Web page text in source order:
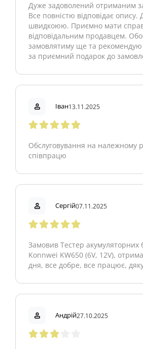
Дуже задоволений отриманим
Все повністю відповідає опису.
швидкоюю. Приємно мати
відповідальним продавцем.
замовлятиму ще та
за приємний подарок до
Іван13.11.2025
Обслуговування на належному
співпрацю
Сергій07.11.2025
Замовив Тестер акумуляторних
Konnwei KW650 (6V, 12V),
дня, все добре, все працює,
Андрій27.10.2025